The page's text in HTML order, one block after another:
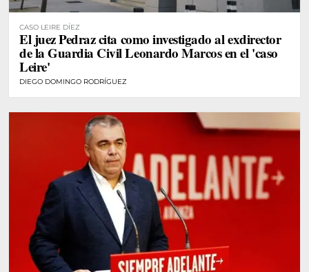
CASO LEIRE DÍEZ
El juez Pedraz cita como investigado al exdirector
de la Guardia Civil Leonardo Marcos en el 'caso
Leire'
DIEGO DOMINGO RODRÍGUEZ